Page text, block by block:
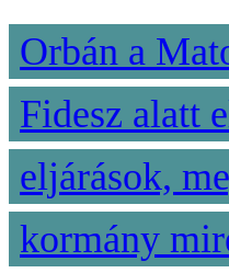
Orbán a
Fidesz alatt
eljárások,
kormány